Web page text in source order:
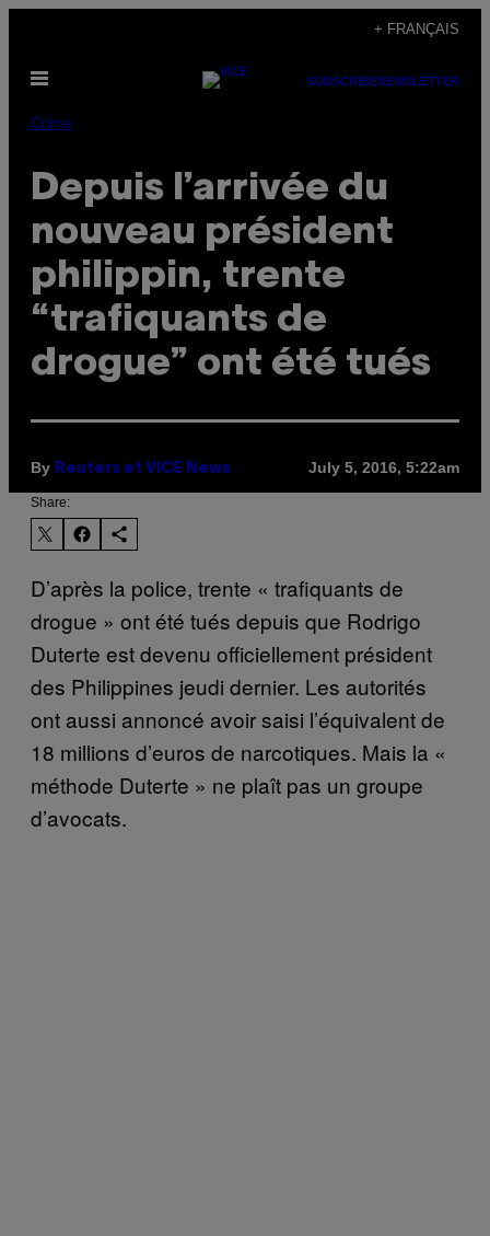
content
+ FRANÇAIS
Open
SUBSCRIBENEWSLETTER
Crime
Depuis l’arrivée du
nouveau président
philippin, trente
“trafiquants de
drogue” ont été tués
By Reuters et VICE News July 5, 2016, 5:22am
Share:
D’après la police, trente « trafiquants de
drogue » ont été tués depuis que Rodrigo
Duterte est devenu officiellement président
des Philippines jeudi dernier. Les autorités
ont aussi annoncé avoir saisi l’équivalent de
18 millions d’euros de narcotiques. Mais la «
méthode Duterte » ne plaît pas un groupe
d’avocats.